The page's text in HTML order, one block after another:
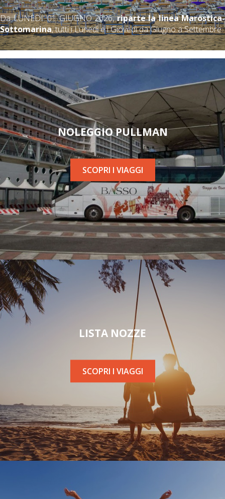
Da LUNEDI' 01 GIUGNO 2026,riparte la linea Marostica-
Sottomarina, tutti i Lunedì e i Giovedì da Giugno a Settembre.
NOLEGGIO PULLMAN
SCOPRI I VIAGGI
LISTA NOZZE
SCOPRI I VIAGGI